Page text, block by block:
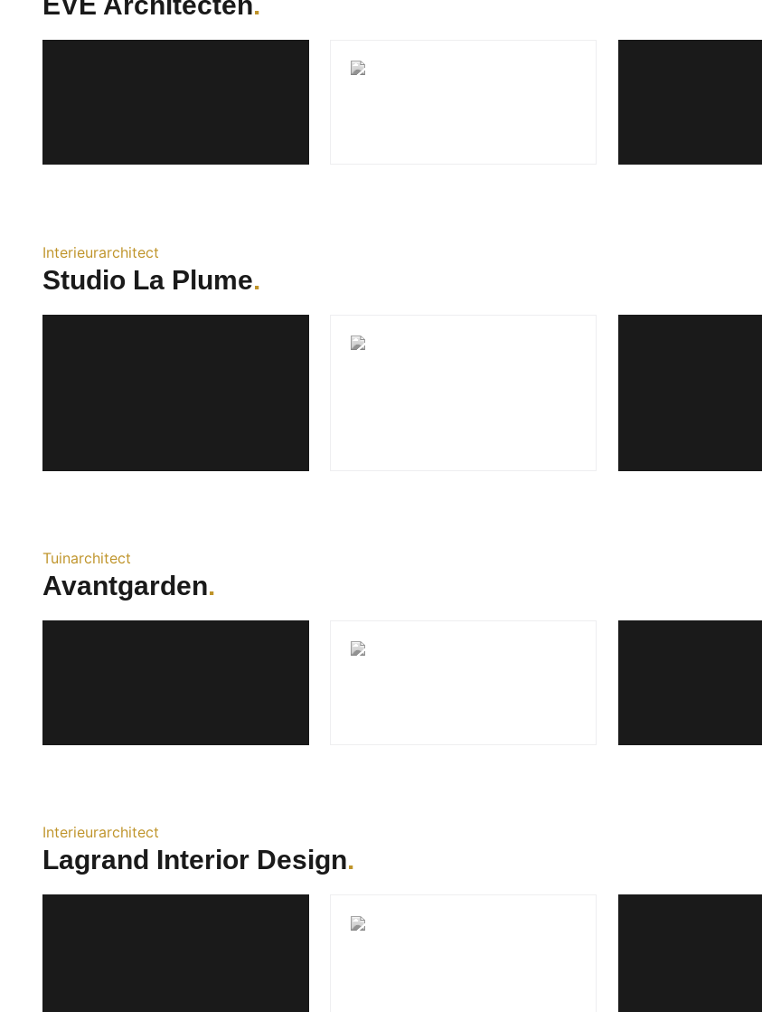
Interieurarchitect
Studio La Plume
Tuinarchitect
Avantgarden
Interieurarchitect
Lagrand Interior Design